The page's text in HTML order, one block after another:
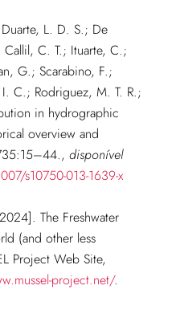
L. D. S.; De
C. T.; Ituarte, C.;
G.; Scarabino, F.;
C.; Rodriguez, M. T. R.;
in hydrographic
overview and
, disponível
s10750-013-1639-x
The Freshwater
(and other less
Project Web Site,
project.net/.